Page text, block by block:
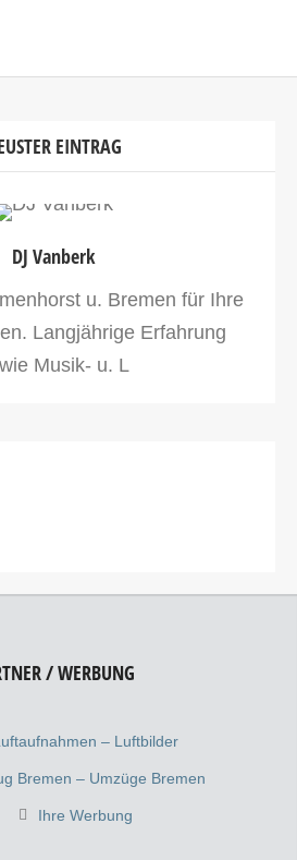
EINTRAG
DJ Vanberk
u. Bremen für Ihre
Langjährige Erfahrung
Musik- u. L
/ WERBUNG
– Luftbilder
Bremen – Umzüge Bremen
Ihre Werbung